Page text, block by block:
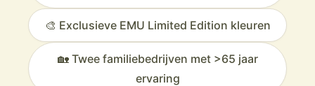
advies over buitenmeubelen.
Wacht niet langer op uw Italiaanse droomterras.Ontdek de
complete, weerbestendige EMU collectie en profiteer van de
Veurst-expertise.Ontdek de exclusieve Emu collecties nu!
🎨 Exclusieve EMU Limited Edition kleuren
🏡 Twee familiebedrijven met >65 jaar
ervaring